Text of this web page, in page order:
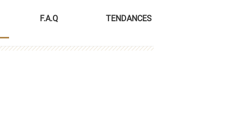
F.A.Q TENDANCES